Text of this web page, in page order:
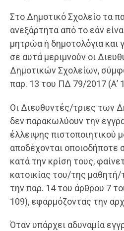
Στο Δημοτικό Σχολείο τα
ανεξάρτητα από το εάν
μητρώα ή δημοτολόγια και
σε αυτά μεριμνούν οι
Δημοτικών Σχολείων,
παρ. 13 του ΠΔ 79/2017 (Α’
Οι Διευθυντές/τριες των
δεν παρακωλύουν την
έλλειψης πιστοποιητικού
αποδέχονται οποιοδήποτε
κατά την κρίση τους,
κατοικίας του/της
την παρ. 14 του άρθρου 7
109), εφαρμόζοντας την
Όταν υπάρχει αδυναμία